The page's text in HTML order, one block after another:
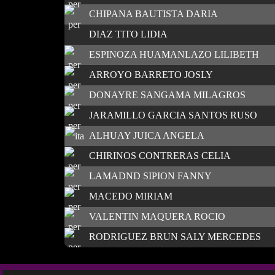
CHIPANA BAUTISTA DARIA
DIAZ TITO LIDIA
ESPINOZA HUAMANLAZO LILIBETH
ARROYO BARRETO JOSLY
DONAYRE SANGAMA MILAGROS
JARAMILLO GARCIA SANTOS RUSO
ALHUAY JUICA ANGELA
CHIRINOS CONTRERAS CELIA
LAMADND SIPION FANNY
MACEDO MIRIAM
VALENTIN MAQUERA ROCIO
RODRIGUEZ BRUN SALY MERCEDES